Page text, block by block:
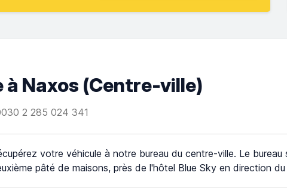
à Naxos (Сentre-ville)
2 285 024 341
votre véhicule à notre bureau du centre-ville. Le
pâté de maisons, près de l'hôtel Blue Sky en direction